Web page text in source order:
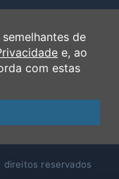
direitos reservados
de
e, ao
com estas